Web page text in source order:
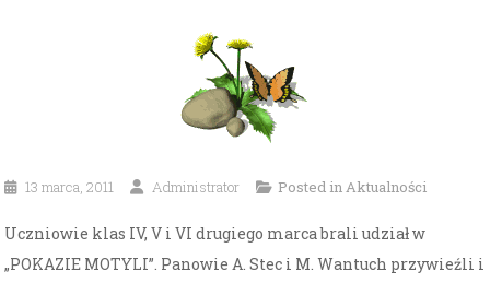
13 marca, 2011 Administrator Posted inAktualności
Uczniowie klas IV, V i VI drugiego marca brali udział w
„POKAZIE MOTYLI”. Panowie A. Stec i M. Wantuch przywieźli i